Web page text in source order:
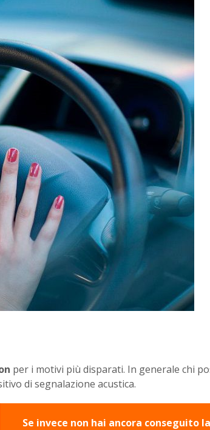
per i motivi più disparati. In generale chi
di segnalazione acustica.
Se invece non hai ancora conseguito la